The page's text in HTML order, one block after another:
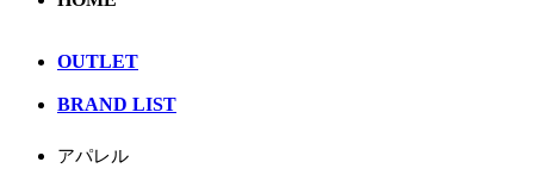
OUTLET
BRAND LIST
アパレル